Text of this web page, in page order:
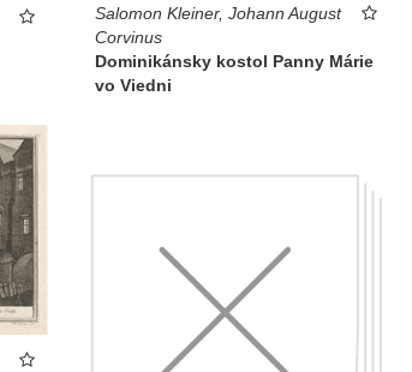
Salomon Kleiner, Johann August
Corvinus
Dominikánsky kostol Panny Márie
vo Viedni